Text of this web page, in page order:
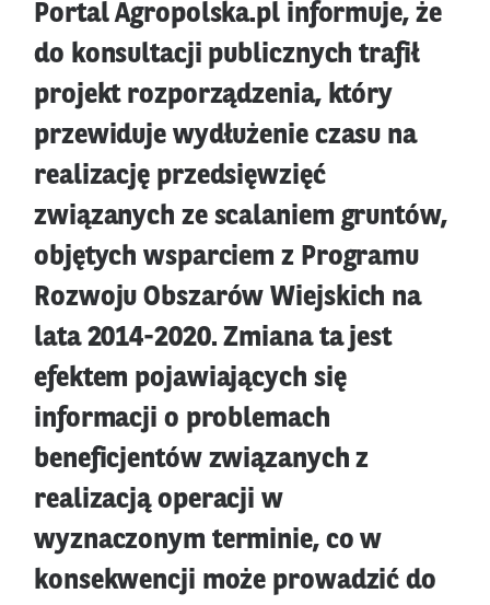
Portal Agropolska.pl informuje, że
do konsultacji publicznych trafił
projekt rozporządzenia, który
przewiduje wydłużenie czasu na
realizację przedsięwzięć
związanych ze scalaniem gruntów,
objętych wsparciem z Programu
Rozwoju Obszarów Wiejskich na
lata 2014-2020. Zmiana ta jest
efektem pojawiających się
informacji o problemach
beneficjentów związanych z
realizacją operacji w
wyznaczonym terminie, co w
konsekwencji może prowadzić do